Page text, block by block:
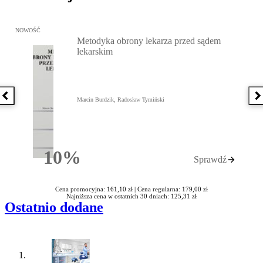
Poprzednia książka
Przejdź do: Metodyka obrony lekarza przed sądem lekarskim,
NOWOŚĆ
10%Rabatu
Metodyka obrony lekarza przed sądem
lekarskim
Marcin Burdzik, Radosław Tymiński
Sprawdź
Cena promocyjna: 161,10 zł | Cena regularna: 179,00 zł
Najniższa cena w ostatnich 30 dniach: 125,31 zł
Ostatnio dodane